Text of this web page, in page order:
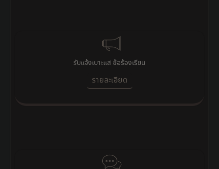
รับแจ้งเบาะแส ข้อร้องเรียน
รายละเอียด